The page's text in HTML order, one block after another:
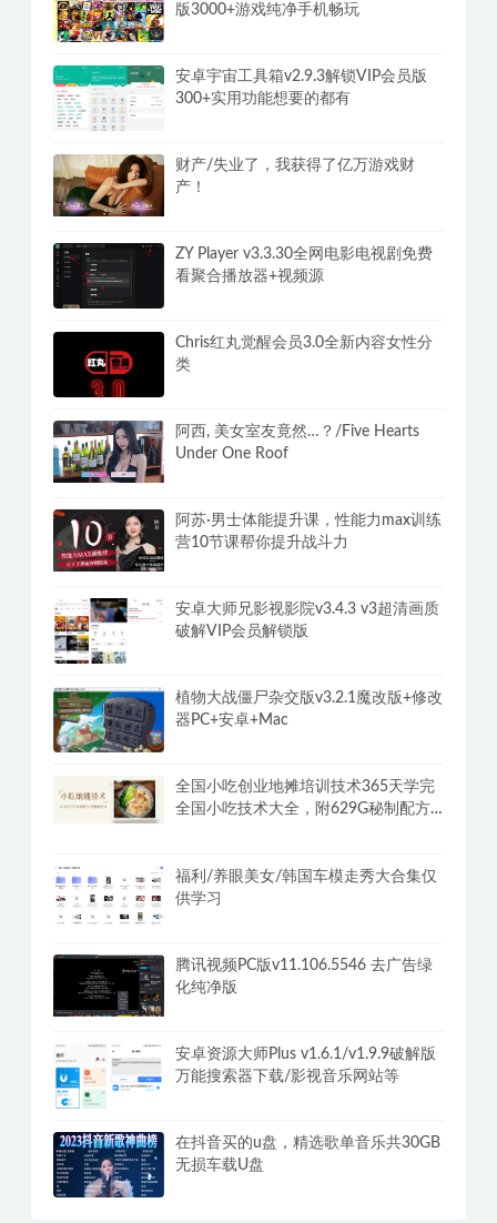
版3000+游戏纯净手机畅玩
安卓宇宙工具箱v2.9.3解锁VIP会员版
300+实用功能想要的都有
财产/失业了，我获得了亿万游戏财
产！
ZY Player v3.3.30全网电影电视剧免费
看聚合播放器+视频源
Chris红丸觉醒会员3.0全新内容女性分
类
阿西, 美女室友竟然…？/Five Hearts
Under One Roof
阿苏·男士体能提升课，性能力max训练
营10节课帮你提升战斗力
安卓大师兄影视影院v3.4.3 v3超清画质
破解VIP会员解锁版
植物大战僵尸杂交版v3.2.1魔改版+修改
器PC+安卓+Mac
全国小吃创业地摊培训技术365天学完
全国小吃技术大全，附629G秘制配方
福利/养眼美女/韩国车模走秀大合集仅
供学习
腾讯视频PC版v11.106.5546 去广告绿
化纯净版
安卓资源大师Plus v1.6.1/v1.9.9破解版
万能搜索器下载/影视音乐网站等
在抖音买的u盘，精选歌单音乐共30GB
无损车载U盘